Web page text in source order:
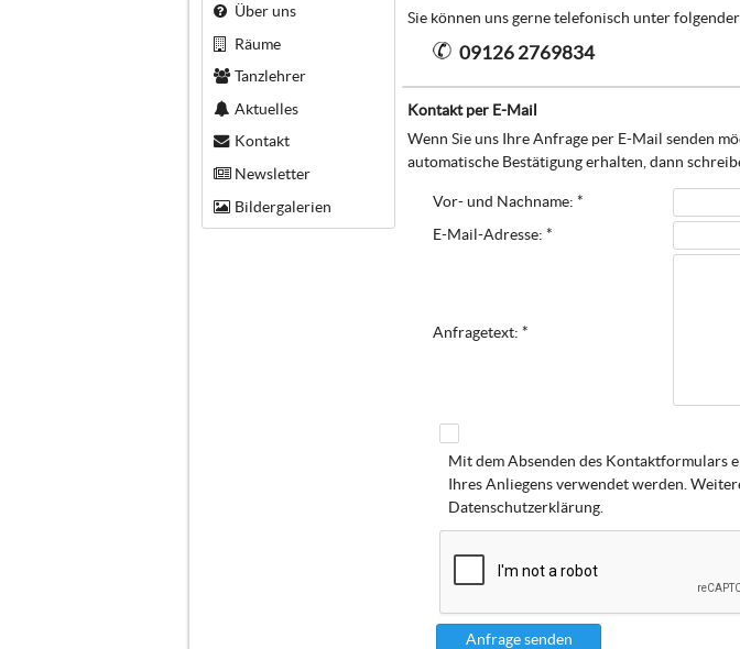
Über uns
Räume
Tanzlehrer
Aktuelles
Kontakt
Newsletter
Bildergalerien
Sie können uns gerne telefonisch unter
09126 2769834
Kontakt per E-Mail
Wenn Sie uns Ihre Anfrage per E-Mail senden
automatische Bestätigung erhalten, dann
Mit dem Absenden des Kontaktformulars
Ihres Anliegens verwendet werden.
Datenschutzerklärung.
Anfrage senden
Vor- und Nachname: *
E-Mail-Adresse: *
Anfragetext: *